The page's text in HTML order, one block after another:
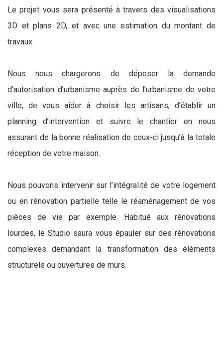
Le projet vous sera présenté à travers des visualisations
3D et plans 2D, et avec une estimation du montant de
travaux.
Nous nous chargerons de déposer la demande
d’autorisation d’urbanisme auprès de l’urbanisme de votre
ville, de vous aider à choisir les artisans, d’établir un
planning d’intervention et suivre le chantier en nous
assurant de la bonne réalisation de ceux-ci jusqu’à la totale
réception de votre maison.
Nous pouvons intervenir sur l’intégralité de votre logement
ou en rénovation partielle telle le réaménagement de vos
pièces de vie par exemple. Habitué aux rénovations
lourdes, le Studio saura vous épauler sur des rénovations
complexes demandant la transformation des éléments
structurels ou ouvertures de murs.